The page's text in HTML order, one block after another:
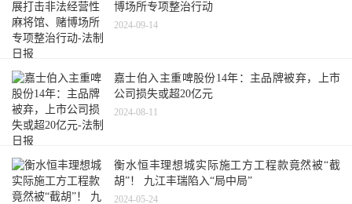
博场所专项整治行动
2024-09-14
嘉士伯入主重啤股份14年：主品牌被弃，上市
公司损失或超20亿元
2024-08-11
衡水恒丰理想城实际施工方工程款竟然被“截
胡”！ 九江丰瑞陷入“局中局”
2024-05-24